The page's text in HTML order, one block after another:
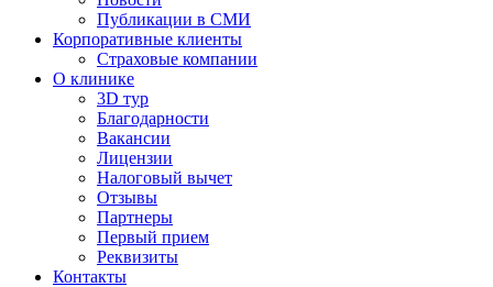
Публикации в СМИ
Корпоративные клиенты
Страховые компании
О клинике
3D тур
Благодарности
Вакансии
Лицензии
Налоговый вычет
Отзывы
Партнеры
Первый прием
Реквизиты
Контакты